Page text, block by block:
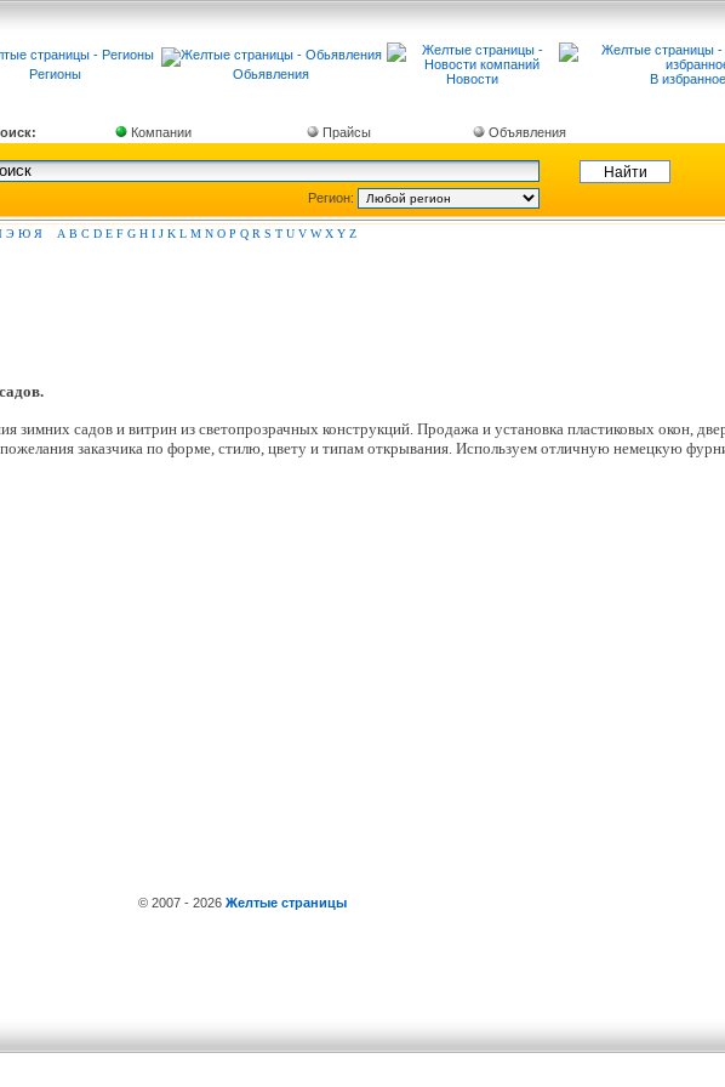
Регионы Обьявления Новости В избранное
Компании Прайсы Объявления
Регион:
Э Ю Я A B C D E F G H I J K L M N O P Q R S T U V W X Y Z
зимних садов и витрин из светопрозрачных конструкций. Продажа и установка пластиковых окон,
заказчика по форме, стилю, цвету и типам открывания. Используем отличную немецкую
© 2007 - 2026 Желтые страницы